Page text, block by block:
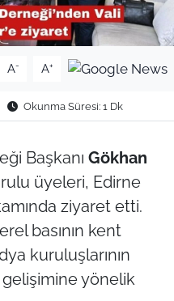
A- A+
Okunma Süresi: 1 Dk
Başkanı Gökhan
üyeleri, Edirne
ziyaret etti.
basının kent
kuruluşlarının
gelişimine yönelik